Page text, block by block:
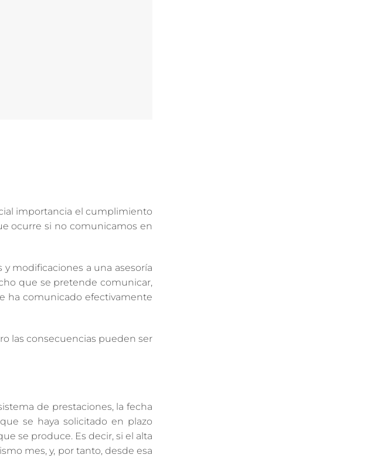
importancia el cumplimiento
ocurre si no comunicamos en
modificaciones a una asesoría
que se pretende comunicar,
ha comunicado efectivamente
las consecuencias pueden ser
de prestaciones, la fecha
se haya solicitado en plazo
se produce. Es decir, si el alta
mes, y, por tanto, desde esa